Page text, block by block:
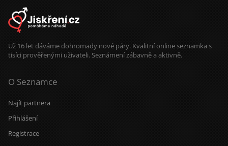
Už 16 let dáváme dohromady nové páry. Kvalitní online seznamka s
tisíci prověřenými uživateli. Seznámení zábavně a aktivně.
O Seznamce
Najít partnera
Přihlášení
Registrace